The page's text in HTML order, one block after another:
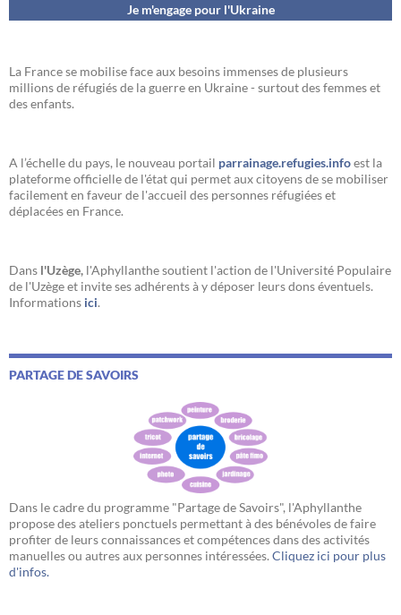
Je m'engage pour l'Ukraine
La France se mobilise face aux besoins immenses de plusieurs
millions de réfugiés de la guerre en Ukraine - surtout des femmes et
des enfants.
A l’échelle du pays, le nouveau portail parrainage.refugies.infoest la
plateforme officielle de l'état qui permet aux citoyens de se mobiliser
facilement en faveur de l'accueil des personnes réfugiées et
déplacées en France.
Dans l'Uzège, l'Aphyllanthe soutient l'action de l'Université Populaire
de l'Uzège et invite ses adhérents à y déposer leurs dons éventuels.
Informations ici.
PARTAGE DE SAVOIRS
Dans le cadre du programme "Partage de Savoirs", l'Aphyllanthe
propose des ateliers ponctuels permettant à des bénévoles de faire
profiter de leurs connaissances et compétences dans des activités
manuelles ou autres aux personnes intéressées.Cliquez ici pour plus
d'infos.